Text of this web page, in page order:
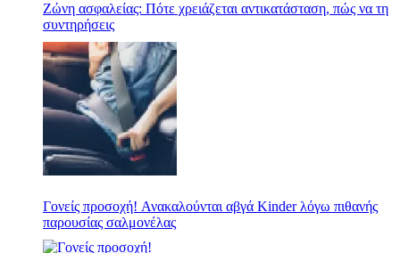
Ζώνη ασφαλείας: Πότε χρειάζεται αντικατάσταση, πώς να τη
συντηρήσεις
Γονείς προσοχή! Ανακαλούνται αβγά Kinder λόγω πιθανής
παρουσίας σαλμονέλας